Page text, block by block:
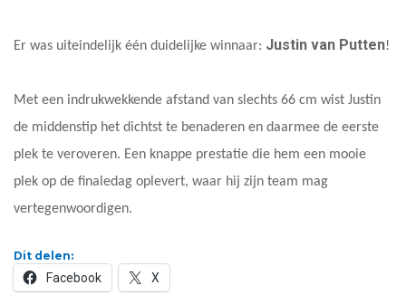
Er was uiteindelijk één duidelijke winnaar: Justin van Putten!
Met een indrukwekkende afstand van slechts 66 cm wist Justin
de middenstip het dichtst te benaderen en daarmee de eerste
plek te veroveren. Een knappe prestatie die hem een mooie
plek op de finaledag oplevert, waar hij zijn team mag
vertegenwoordigen.
Dit delen:
Facebook X